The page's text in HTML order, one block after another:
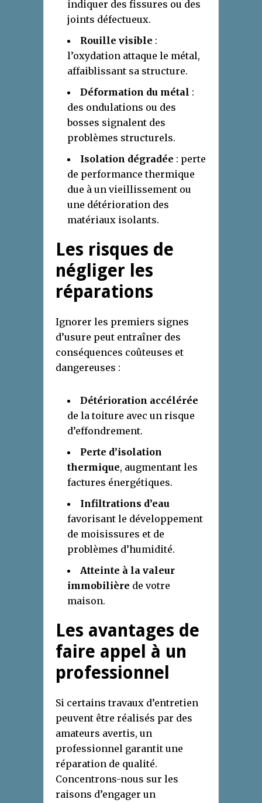
indiquer des fissures ou des
joints défectueux.
Rouille visible :
l’oxydation attaque le métal,
affaiblissant sa structure.
Déformation du métal :
des ondulations ou des
bosses signalent des
problèmes structurels.
Isolation dégradée : perte
de performance thermique
due à un vieillissement ou
une détérioration des
matériaux isolants.
Les risques de
négliger les
réparations
Ignorer les premiers signes
d’usure peut entraîner des
conséquences coûteuses et
dangereuses :
Détérioration accélérée
de la toiture avec un risque
d’effondrement.
Perte d’isolation
thermique, augmentant les
factures énergétiques.
Infiltrations d’eau
favorisant le développement
de moisissures et de
problèmes d’humidité.
Atteinte à la valeur
immobilière de votre
maison.
Les avantages de
faire appel à un
professionnel
Si certains travaux d’entretien
peuvent être réalisés par des
amateurs avertis, un
professionnel garantit une
réparation de qualité.
Concentrons-nous sur les
raisons d’engager un